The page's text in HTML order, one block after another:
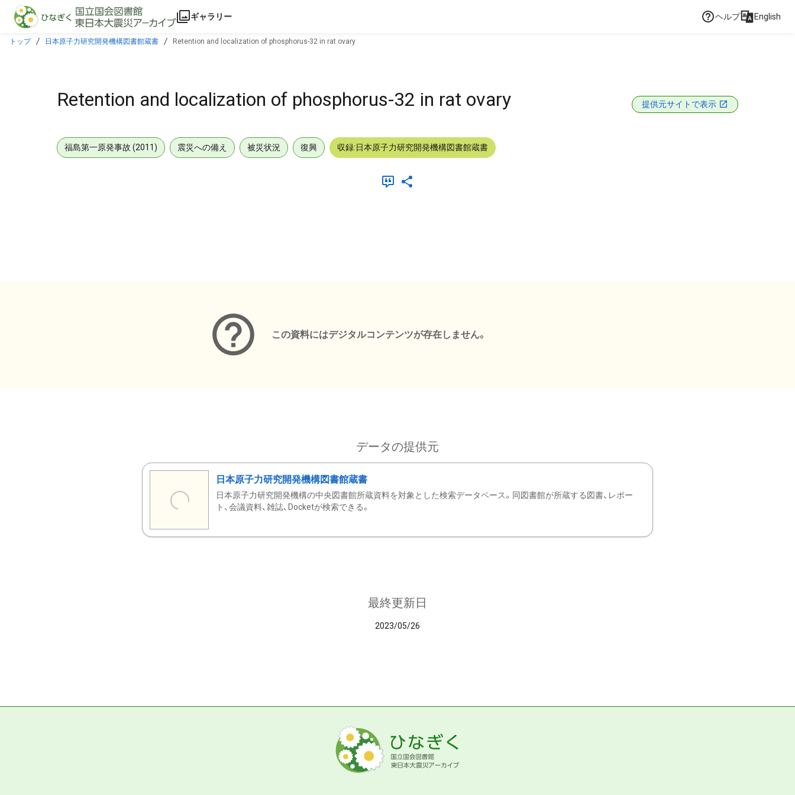
本文に飛ぶ
ギャラリー ヘルプ English
トップ 日本原子力研究開発機構図書館蔵書 Retention and localization of phosphorus-32 in rat ovary
Retention and localization of phosphorus-32 in rat ovary 提供元サイトで表示
福島第一原発事故 (2011) 震災への備え 被災状況 復興 収録:日本原子力研究開発機構図書館蔵書
この資料にはデジタルコンテンツが存在しません。
データの提供元
日本原子力研究開発機構図書館蔵書
日本原子力研究開発機構の中央図書館所蔵資料を対象とした検索データベース。同図書館が所蔵する図書、レポー
ト、会議資料、雑誌、Docketが検索できる。
最終更新日
2023/05/26